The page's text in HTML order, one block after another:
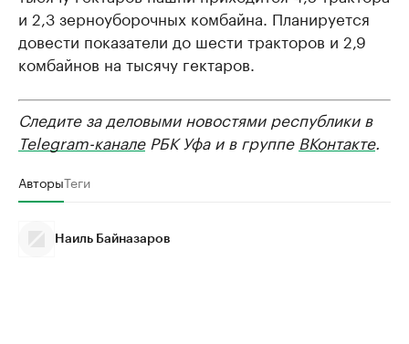
и 2,3 зерноуборочных комбайна. Планируется
довести показатели до шести тракторов и 2,9
комбайнов на тысячу гектаров.
Следите за деловыми новостями республики в
Telegram-каналеРБК Уфа и в группе ВКонтакте.
АвторыТеги
Наиль Байназаров